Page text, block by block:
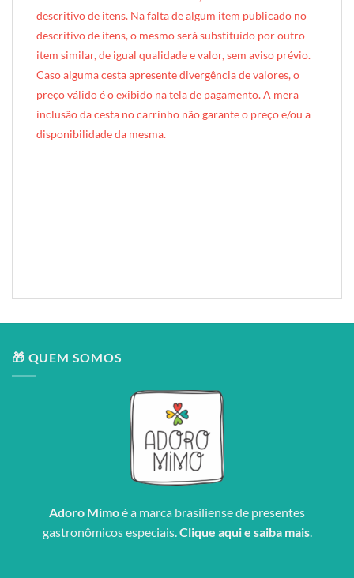
descritivo de itens. Na falta de algum item publicado no
descritivo de itens, o mesmo será substituído por outro
item similar, de igual qualidade e valor, sem aviso prévio.
Caso alguma cesta apresente divergência de valores, o
preço válido é o exibido na tela de pagamento. A mera
inclusão da cesta no carrinho não garante o preço e/ou a
disponibilidade da mesma.
🎁 QUEM SOMOS
Adoro Mimoé a marca brasiliense de presentes
gastronômicos especiais.Clique aqui e saiba mais.